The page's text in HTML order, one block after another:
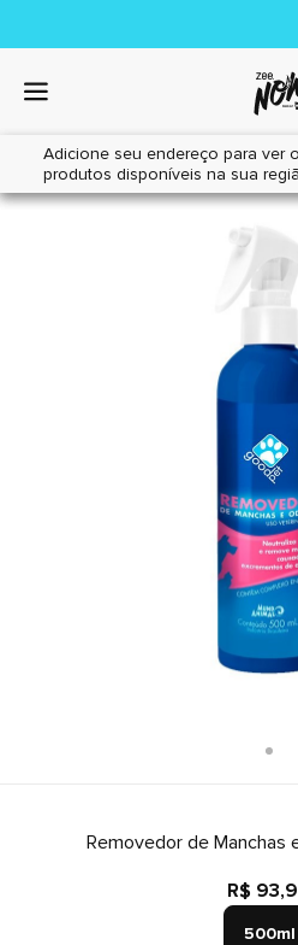
Adicione seu endereço para ver
produtos disponíveis na sua
Home|Cães|Higiene
Removedor de Manchas
R$
500ml